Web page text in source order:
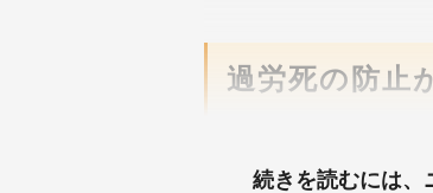
過労死の防止
続きを読むには、